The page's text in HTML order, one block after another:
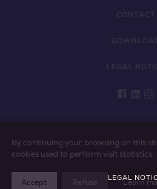
By continuing your browsing on this
cookies used to perform visit statistics.
Accept Refuse Learn
LEGAL